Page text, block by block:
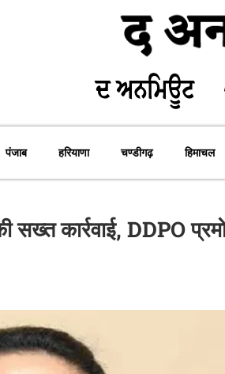
पंजाब हरियाणा चण्डीगढ़ हिमाचल
सख्त कार्रवाई, DDPO